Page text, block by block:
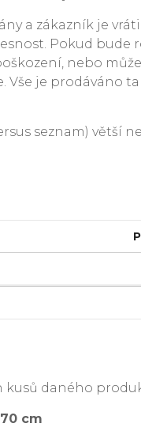
a zákazník je
Pokud bude
nebo
Vše je prodáváno
seznam) větší
kusů daného
cm